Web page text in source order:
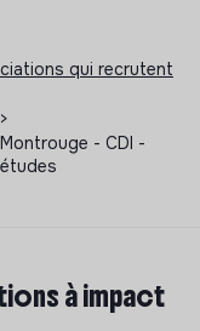
qui recrutent
>
- CDI -
à impact